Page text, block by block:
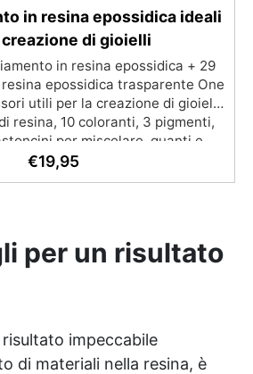
in resina epossidica ideali
creazione di gioielli
in resina epossidica + 29
epossidica trasparente One
utili per la creazione di gioielli.
resina, 10 coloranti, 3 pigmenti,
per miscelare, guanti e
Kit di avviamento in resina
punte per minitrapano, oltre 100
€19,95
per un risultato
impeccabile
di materiali nella resina, è